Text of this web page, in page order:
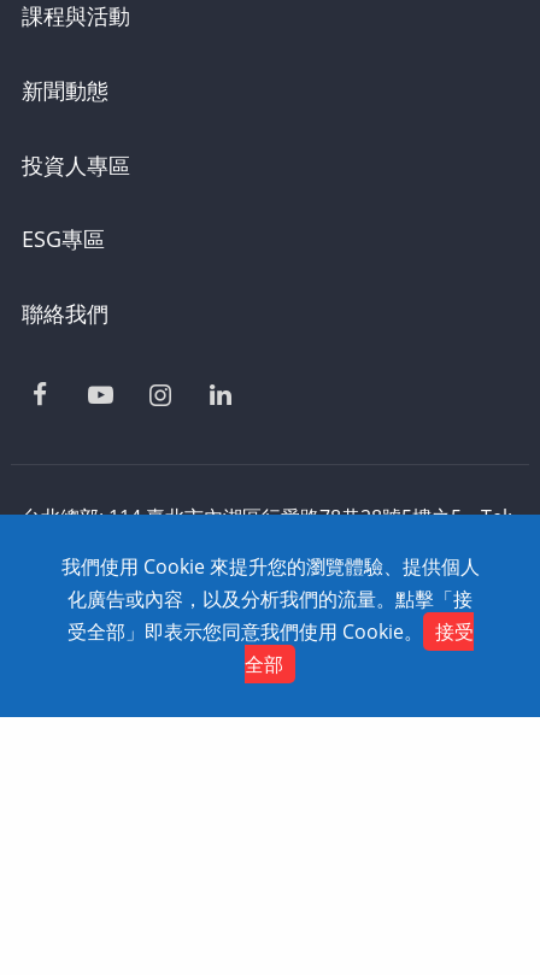
課程與活動
新聞動態
投資人專區
ESG專區
聯絡我們
台北總部: 114 臺北市內湖區行愛路78巷28號5樓之5 Tel:
0800-868-358
Copyright © 2020 SolidWizard Technology
Co.,Ltd. All Rights Reserved. Dtell
網頁設計
Contact
我們使用 Cookie 來提升您的瀏覽體驗、提供個人
化廣告或內容，以及分析我們的流量。點擊「接
受全部」即表示您同意我們使用 Cookie。
接受
全部